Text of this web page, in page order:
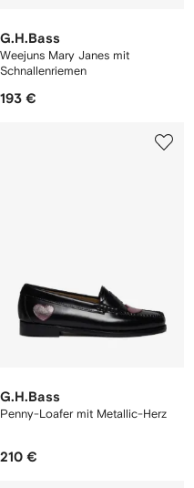
G.H.Bass
Weejuns Mary Janes mit
Schnallenriemen
193 €
G.H.Bass
Penny-Loafer mit Metallic-Herz
210 €